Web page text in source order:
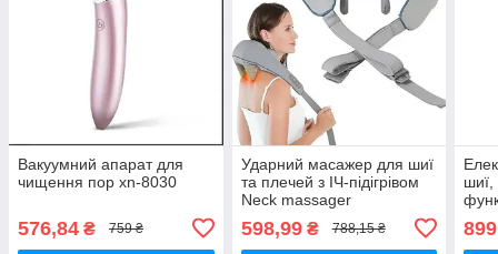
Вакуумний апарат для
чищення пор xn-8030
576,84 ₴ 759 ₴
Ударний масажер для шиї
та плечей з ІЧ-підігрівом
Neck massager
акумуляторі
598,99₴ 788,15 ₴
шиї,